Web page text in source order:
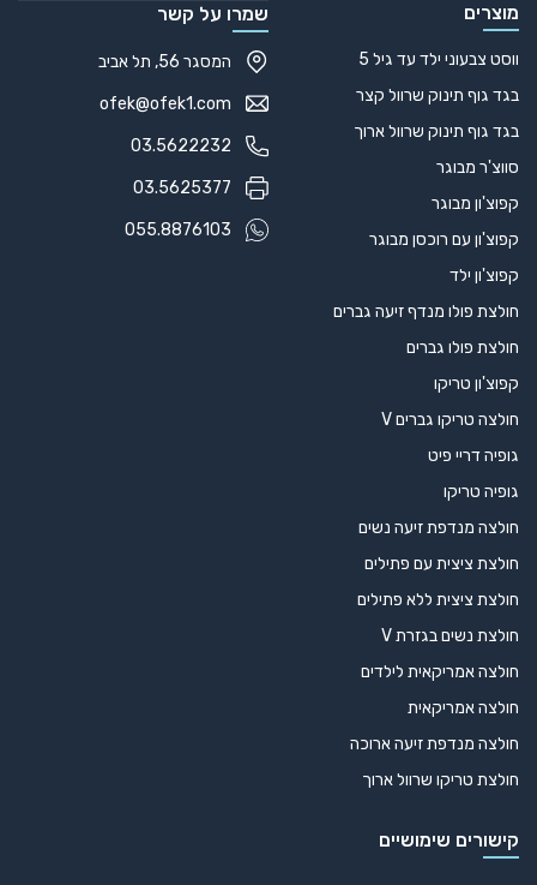
מוצרים
ווסט צבעוני ילד עד גיל 5
בגד גוף תינוק שרוול קצר
בגד גוף תינוק שרוול ארוך
סווצ'ר מבוגר
קפוצ'ון מבוגר
קפוצ'ון עם רוכסן מבוגר
קפוצ'ון ילד
חולצת פולו מנדף זיעה גברים
חולצת פולו גברים
קפוצ'ון טריקו
חולצה טריקו גברים V
גופיה דריי פיט
גופיה טריקו
חולצה מנדפת זיעה נשים
חולצת ציצית עם פתילים
חולצת ציצית ללא פתילים
חולצת נשים בגזרת V
חולצה אמריקאית לילדים
חולצה אמריקאית
חולצה מנדפת זיעה ארוכה
חולצת טריקו שרוול ארוך
קישורים שימושיים
שמרו על קשר
המסגר 56, תל אביב
ofek@ofek1.com
03.5622232
03.5625377
055.8876103